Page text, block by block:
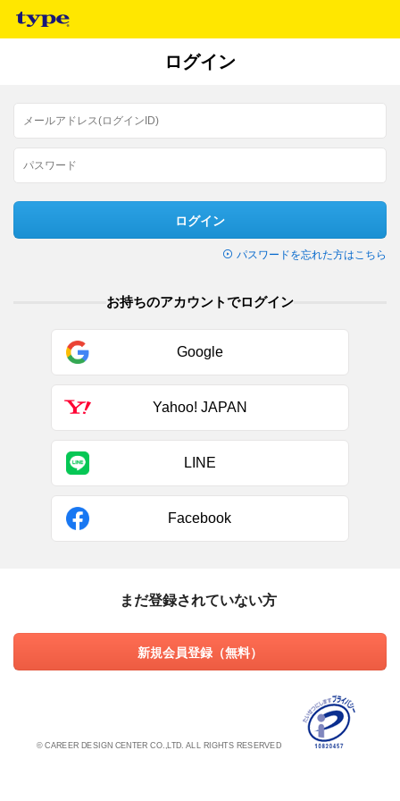
ログイン
ログイン
パスワードを忘れた方はこちら
お持ちのアカウントでログイン
Google
Yahoo! JAPAN
LINE
Facebook
まだ登録されていない方
新規会員登録（無料）
© CAREER DESIGN CENTER CO.,LTD. ALL RIGHTS RESERVED